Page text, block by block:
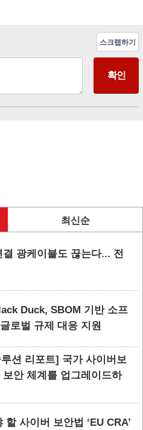
스크랩하기
최신순
광케이블도 끊는다... 전
Duck, SBOM 기반 소프
로벌 규제 대응 지원
루션 리포트] 국가 사이버보
안 체계를 업그레이드하
사이버 보안법 ‘EU CRA’